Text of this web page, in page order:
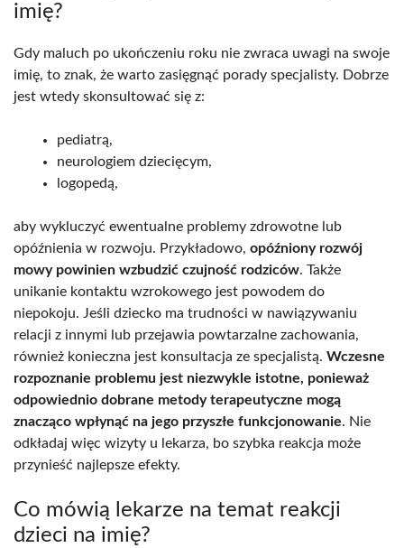
imię?
Gdy maluch po ukończeniu roku nie zwraca uwagi na swoje
imię, to znak, że warto zasięgnąć porady specjalisty. Dobrze
jest wtedy skonsultować się z:
pediatrą,
neurologiem dziecięcym,
logopedą,
aby wykluczyć ewentualne problemy zdrowotne lub
opóźnienia w rozwoju. Przykładowo, opóźniony rozwój
mowy powinien wzbudzić czujność rodziców. Także
unikanie kontaktu wzrokowego jest powodem do
niepokoju. Jeśli dziecko ma trudności w nawiązywaniu
relacji z innymi lub przejawia powtarzalne zachowania,
również konieczna jest konsultacja ze specjalistą. Wczesne
rozpoznanie problemu jest niezwykle istotne, ponieważ
odpowiednio dobrane metody terapeutyczne mogą
znacząco wpłynąć na jego przyszłe funkcjonowanie. Nie
odkładaj więc wizyty u lekarza, bo szybka reakcja może
przynieść najlepsze efekty.
Co mówią lekarze na temat reakcji
dzieci na imię?